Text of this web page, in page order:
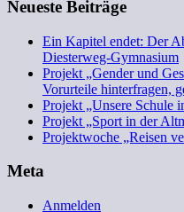
Neueste Beiträge
Ein Kapitel endet: Der
Diesterweg-Gymnasium
Projekt „Gender und
Vorurteile hinterfragen,
Projekt „Unsere Schule
Projekt „Sport in der
Projektwoche „Reisen
Meta
Anmelden